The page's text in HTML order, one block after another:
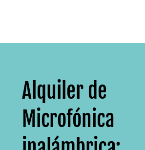
Alquiler de
Microfónica